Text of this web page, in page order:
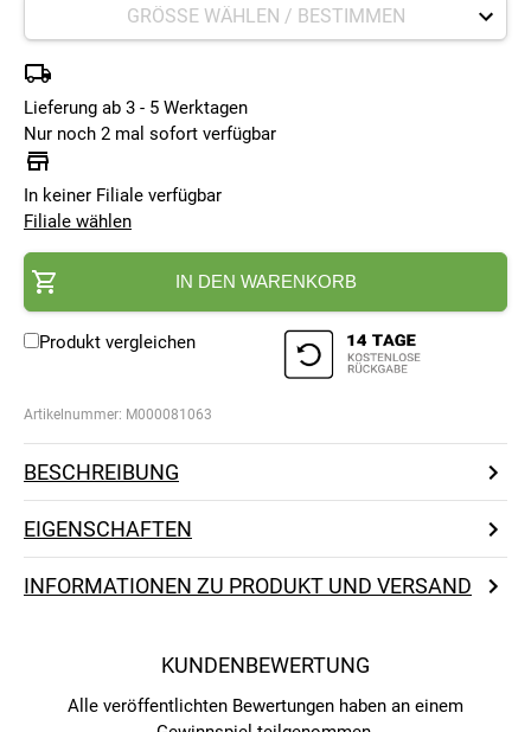
Lieferung ab 3 - 5 Werktagen
Nur noch 2 mal sofort verfügbar
In keiner Filiale verfügbar
Filiale wählen
IN DEN WARENKORB
Produkt vergleichen
Artikelnummer: M000081063
BESCHREIBUNG
EIGENSCHAFTEN
INFORMATIONEN ZU PRODUKT UND VERSAND
KUNDENBEWERTUNG
Alle veröffentlichten Bewertungen haben an einem